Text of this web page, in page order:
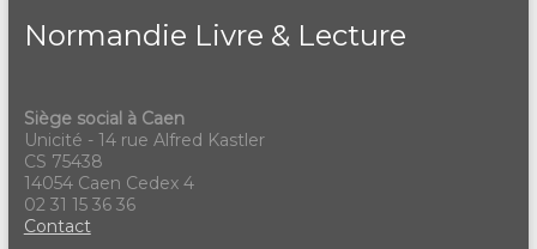
Normandie Livre & Lecture
Siège social à Caen
Unicité - 14 rue Alfred Kastler
CS 75438
14054 Caen Cedex 4
02 31 15 36 36
Contact